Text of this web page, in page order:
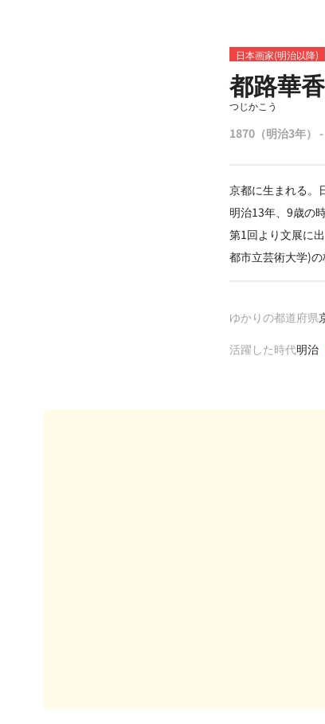
日本画家(明治以降)
都路華香
つじかこう
1870（明治3年） -
京都に生まれる。
明治13年、9歳の
第1回より文展に
都市立芸術大学)
ゆかりの都道府県
活躍した時代明治